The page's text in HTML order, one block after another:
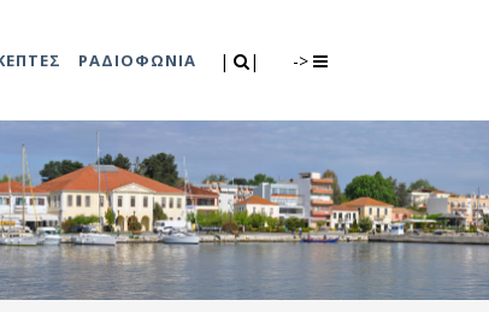
| | ->
Πρόνοιας
ΡΑΔΙΟΦΩΝΙΑ